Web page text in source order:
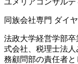
同族会社専門 ダイ
法政大学経営学部
式会社、税理士法
務顧問部の責任者